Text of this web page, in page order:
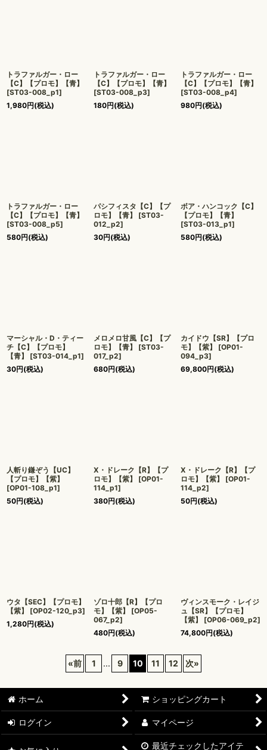
トラファルガー・ロー
【C】【プロモ】【青】
[ST03-008_p1]
1,980円(税込)
トラファルガー・ロー
【C】【プロモ】【青】
[ST03-008_p3]
180円(税込)
トラファルガー・ロー
【C】【プロモ】【青】
[ST03-008_p4]
980円(税込)
トラファルガー・ロー
【C】【プロモ】【青】
[ST03-008_p5]
580円(税込)
パシフィスタ【C】【プ
ロモ】【青】
[ST03-
012_p2]
30円(税込)
ボア・ハンコック【C】
【プロモ】【青】
[ST03-013_p1]
580円(税込)
マーシャル・D・ティー
チ【C】【プロモ】
【青】
[ST03-014_p1]
30円(税込)
メロメロ甘風【C】【プ
ロモ】【青】
[ST03-
017_p2]
680円(税込)
カイドウ【SR】【プロ
モ】【紫】
[OP01-
094_p3]
69,800円(税込)
人斬り鎌ぞう【UC】
【プロモ】【紫】
[OP01-108_p1]
50円(税込)
X・ドレーク【R】【プ
ロモ】【紫】
[OP01-
114_p1]
380円(税込)
X・ドレーク【R】【プ
ロモ】【紫】
[OP01-
114_p2]
50円(税込)
ウタ【SEC】【プロモ】
【紫】
[OP02-120_p3]
1,280円(税込)
ゾロ十郎【R】【プロ
モ】【紫】
[OP05-
067_p2]
480円(税込)
ヴィンスモーク・レイジ
ュ【SR】【プロモ】
【紫】
[OP06-069_p2]
74,800円(税込)
«前 1 ... 9 10 11 12 次»
ホーム ショッピングカート
ログイン マイページ
最近チェックしたアイテ